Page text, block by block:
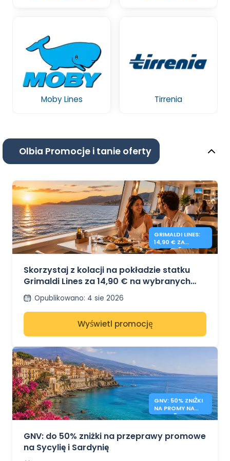
Moby Lines Tirrenia
Olbia Promocje i tanie oferty
GRIMALDI LINES:
14,90 € ZA
KOLACJĘ NA
Skorzystaj z kolacji na pokładzie statku
Grimaldi Lines za 14,90 € na wybranych
trasach
Opublikowano: 4 sie 2026
Wyświetl promocję
GNV: 50% ZNIŻKI
NA PROMY NA
SYCYLIĘ I
GNV: do 50% zniżki na przeprawy promowe
na Sycylię i Sardynię